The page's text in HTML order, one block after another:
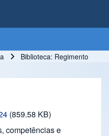
Biblioteca: Regimento
(859.58 KB)
competências e